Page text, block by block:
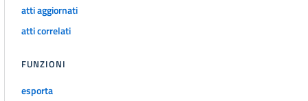
atti aggiornati
atti correlati
FUNZIONI
esporta